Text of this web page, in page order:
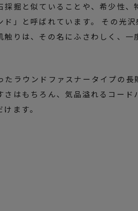
採掘と似ていることや、希少性、
ド」と呼ばれています。 その光
触りは、その名にふさわしく、一
たラウンドファスナータイプの長
さはもちろん、気品溢れるコード
ます。